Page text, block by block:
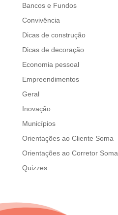
n
Bancos e Fundos
Convivência
Dicas de construção
Dicas de decoração
Economia pessoal
Empreendimentos
Geral
Inovação
Municípios
Orientações ao Cliente Soma
Orientações ao Corretor Soma
Quizzes